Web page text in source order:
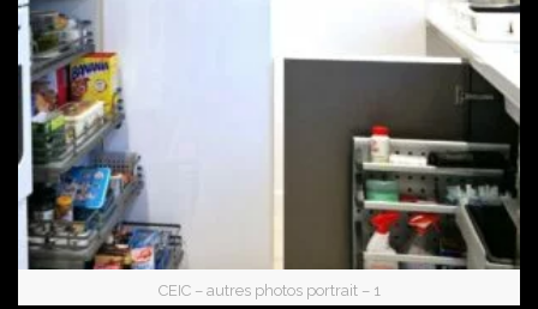
CEIC – autres photos portrait – 1